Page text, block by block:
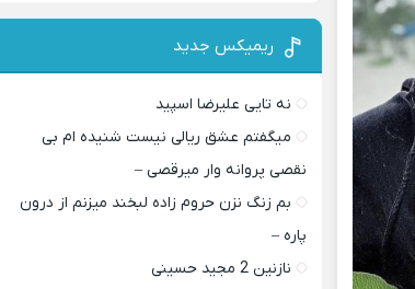
ریمیکس جدید
نه تایی علیرضا اسپید
میگفتم عشق ریالی نیست شنیده ام بی
نقصی پروانه وار میرقصی –
بم زنگ نزن حروم زاده لبخند میزنم از درون
پاره –
نازنین 2 مجید حسینی